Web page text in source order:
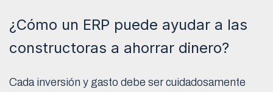
¿Cómo un ERP puede ayudar a las
constructoras a ahorrar dinero?
Cada inversión y gasto debe ser cuidadosamente